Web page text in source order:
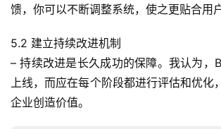
馈，你可以不断调整系统，使之更贴合用
5.2 建立持续改进机制
– 持续改进是长久成功的保障。我认为，
上线，而应在每个阶段都进行评估和优化
企业创造价值。